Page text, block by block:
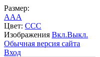
Размер:
AAA
Цвет: CCC
Изображения Вкл.Выкл.
Обычная версия сайта
Вход